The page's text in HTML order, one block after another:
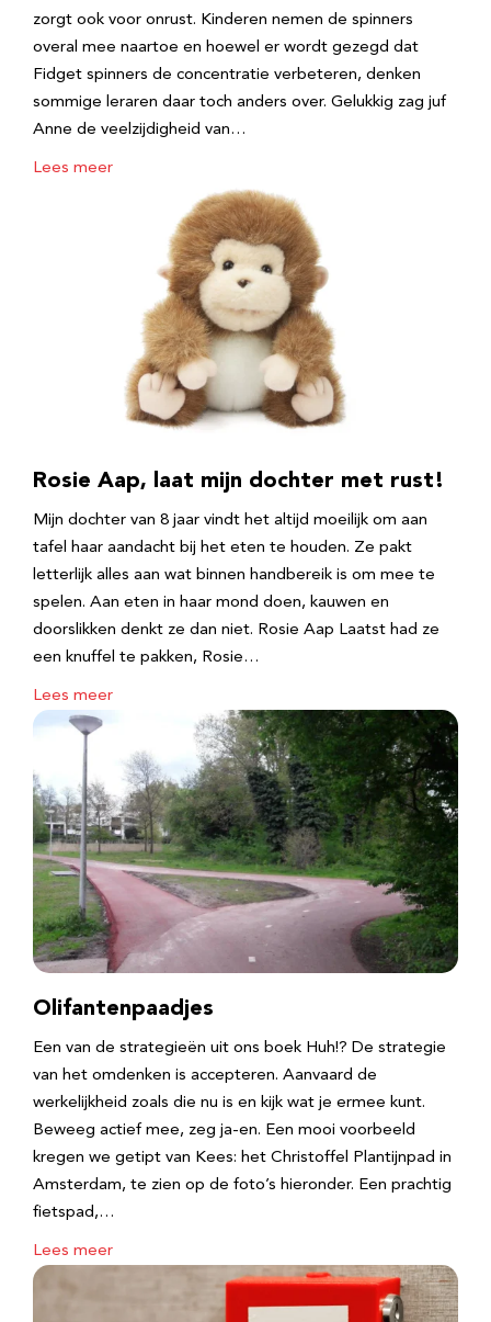
zorgt ook voor onrust. Kinderen nemen de spinners
overal mee naartoe en hoewel er wordt gezegd dat
Fidget spinners de concentratie verbeteren, denken
sommige leraren daar toch anders over. Gelukkig zag juf
Anne de veelzijdigheid van…
Lees meer
Rosie Aap, laat mijn dochter met rust!
Mijn dochter van 8 jaar vindt het altijd moeilijk om aan
tafel haar aandacht bij het eten te houden. Ze pakt
letterlijk alles aan wat binnen handbereik is om mee te
spelen. Aan eten in haar mond doen, kauwen en
doorslikken denkt ze dan niet. Rosie Aap Laatst had ze
een knuffel te pakken, Rosie…
Lees meer
Olifantenpaadjes
Een van de strategieën uit ons boek Huh!? De strategie
van het omdenken is accepteren. Aanvaard de
werkelijkheid zoals die nu is en kijk wat je ermee kunt.
Beweeg actief mee, zeg ja-en. Een mooi voorbeeld
kregen we getipt van Kees: het Christoffel Plantijnpad in
Amsterdam, te zien op de foto’s hieronder. Een prachtig
fietspad,…
Lees meer